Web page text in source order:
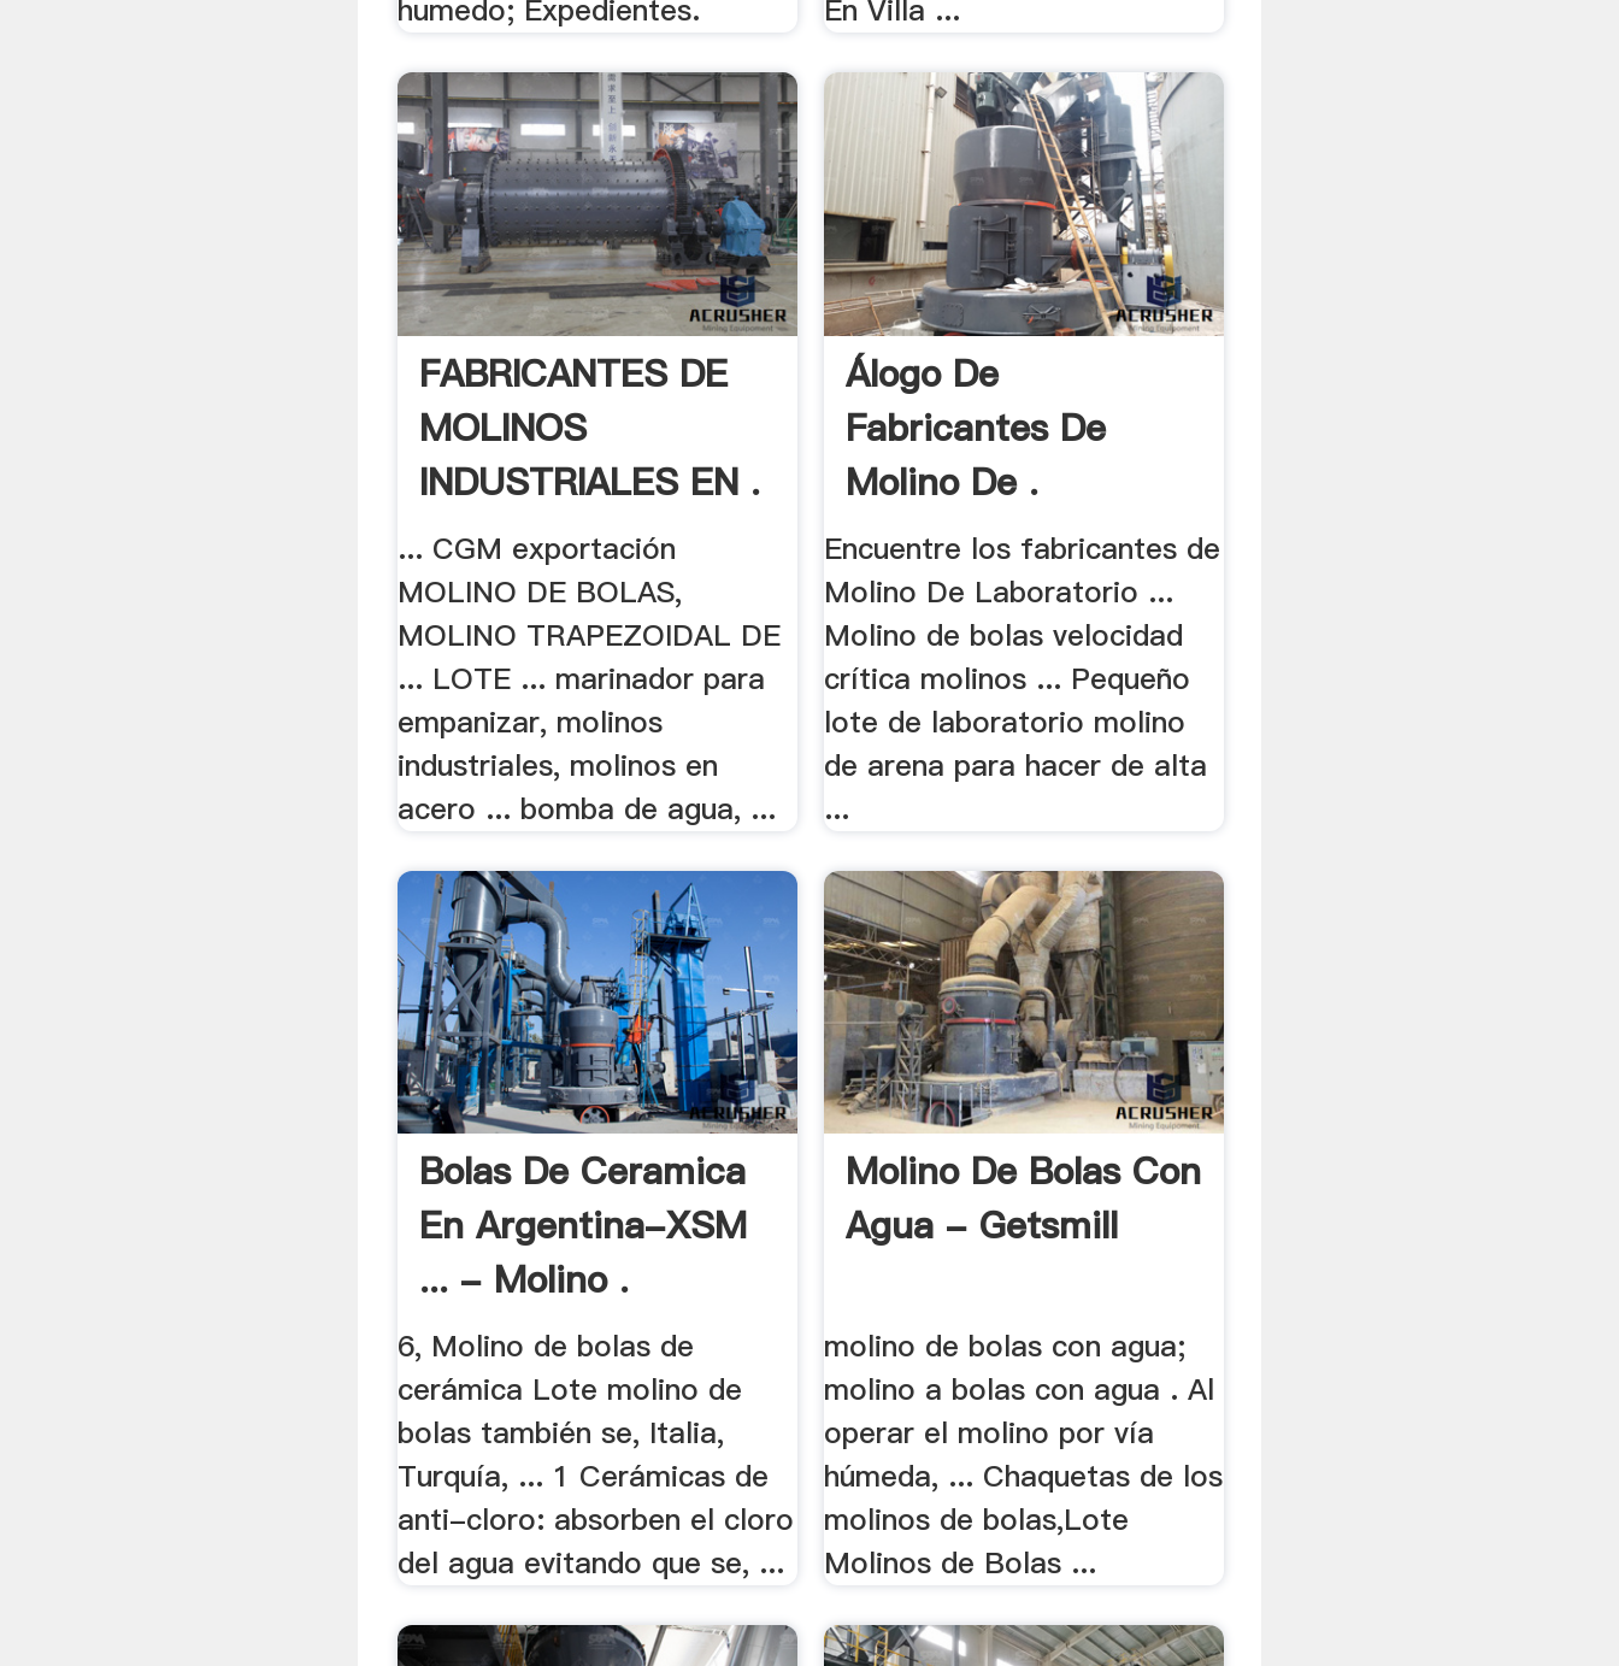
humedo; Expedientes.
En Villa ...
FABRICANTES DE
MOLINOS
INDUSTRIALES EN .
... CGM exportación
MOLINO DE BOLAS,
MOLINO TRAPEZOIDAL DE
... LOTE ... marinador para
empanizar, molinos
industriales, molinos en
acero ... bomba de agua, ...
Álogo De
Fabricantes De
Molino De .
Encuentre los fabricantes de
Molino De Laboratorio ...
Molino de bolas velocidad
crítica molinos ... Pequeño
lote de laboratorio molino
de arena para hacer de alta
...
Bolas De Ceramica
En Argentina-XSM
... - Molino .
6, Molino de bolas de
cerámica Lote molino de
bolas también se, Italia,
Turquía, ... 1 Cerámicas de
anti-cloro: absorben el cloro
del agua evitando que se, ...
Molino De Bolas Con
Agua - Getsmill
molino de bolas con agua;
molino a bolas con agua . Al
operar el molino por vía
húmeda, ... Chaquetas de los
molinos de bolas,Lote
Molinos de Bolas ...